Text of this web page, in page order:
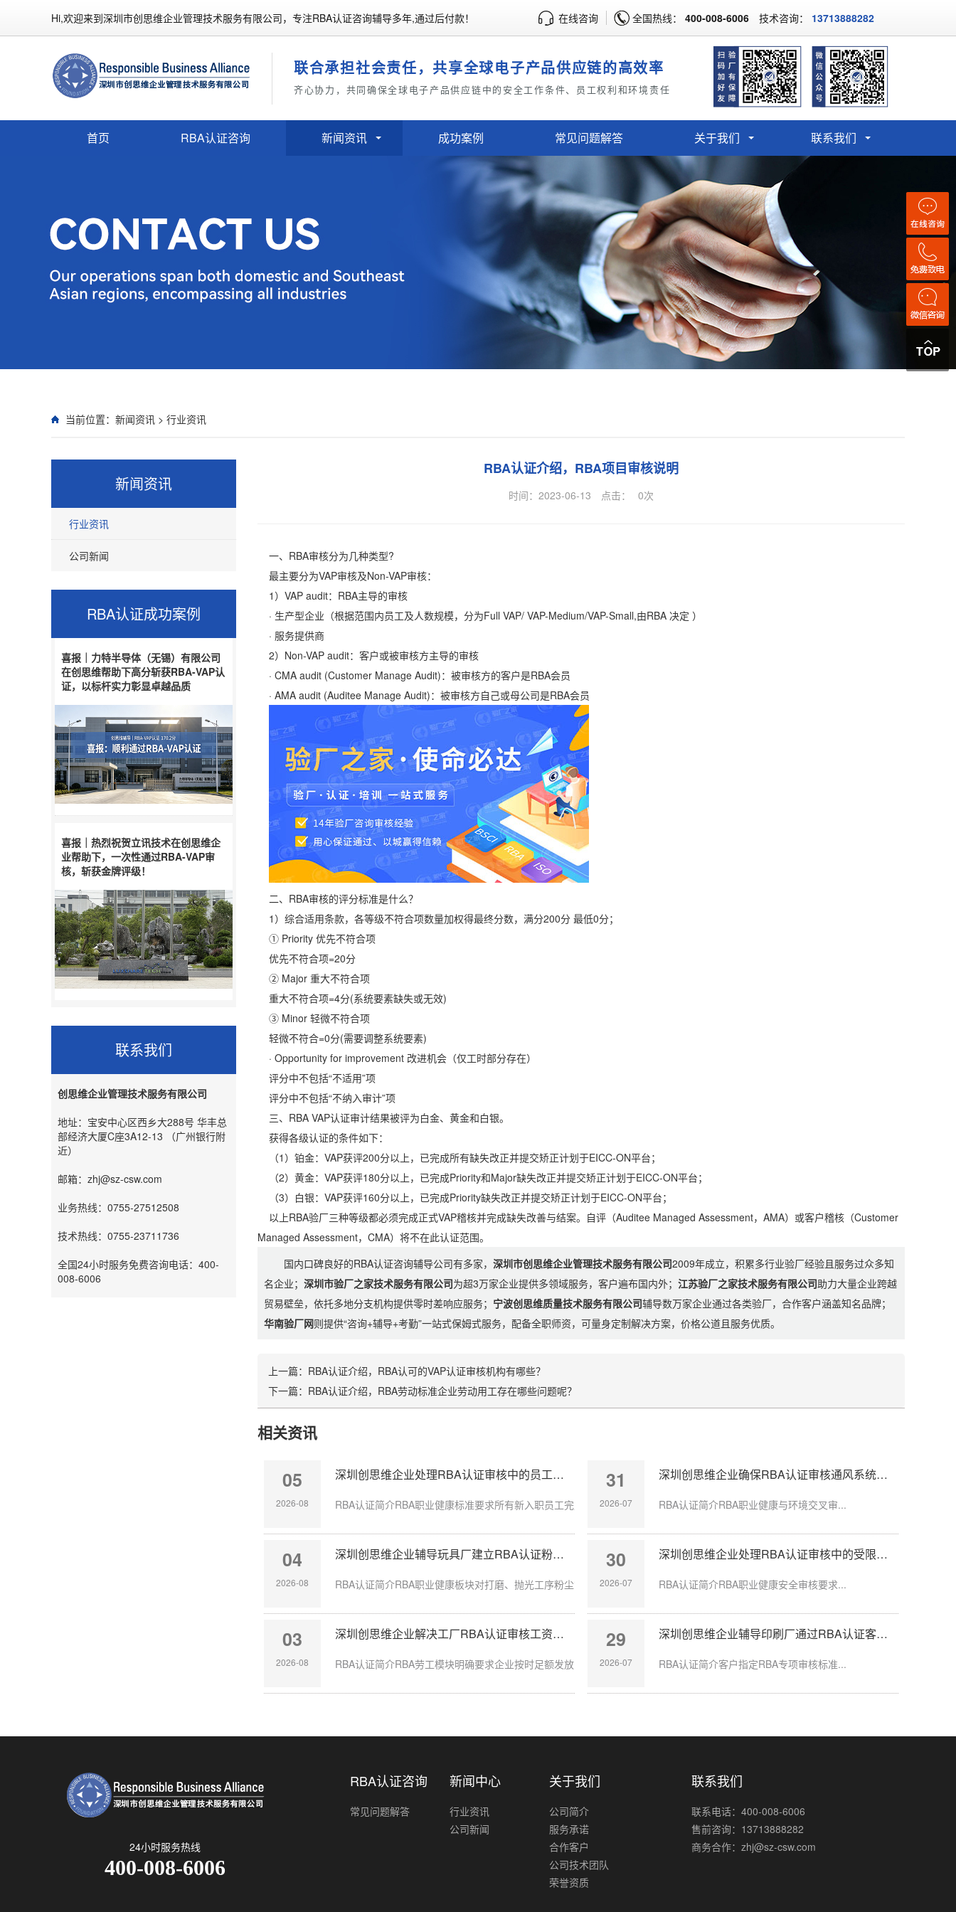
Hi,欢迎来到深圳市创思维企业管理技术服务有限公司，专注RBA认证咨询辅导多年,通过后付款！ 在线咨询 全国热线： 400-008-6006 技术咨询： 13713888282
联合承担社会责任，共享全球电子产品供应链的高效率
齐心协力，共同确保全球电子产品供应链中的安全工作条件、员工权利和环境责任
首页 RBA认证咨询 新闻资讯 成功案例 常见问题解答 关于我们 联系我们
当前位置： 新闻资讯 > 行业资讯
新闻资讯
行业资讯
公司新闻
RBA认证成功案例
喜报｜力特半导体（无锡）有限公司
在创思维帮助下高分斩获RBA-VAP认
证，以标杆实力彰显卓越品质
喜报｜热烈祝贺立讯技术在创思维企
业帮助下，一次性通过RBA-VAP审
核，斩获金牌评级！
联系我们
创思维企业管理技术服务有限公司
地址：宝安中心区西乡大288号 华丰总
部经济大厦C座3A12-13 （广州银行附
近）
邮箱：zhj@sz-csw.com
业务热线：0755-27512508
技术热线：0755-23711736
全国24小时服务免费咨询电话：400-
008-6006
RBA认证介绍，RBA项目审核说明
时间：2023-06-13 点击： 0次
一、RBA审核分为几种类型?
最主要分为VAP审核及Non-VAP审核：
1）VAP audit：RBA主导的审核
· 生产型企业（根据范围内员工及人数规模，分为Full VAP/ VAP-Medium/VAP-Small,由RBA 决定 ）
· 服务提供商
2）Non-VAP audit：客户或被审核方主导的审核
· CMA audit (Customer Manage Audit)：被审核方的客户是RBA会员
· AMA audit (Auditee Manage Audit)：被审核方自己或母公司是RBA会员
二、RBA审核的评分标准是什么？
1）综合适用条款，各等级不符合项数量加权得最终分数，满分200分 最低0分；
① Priority 优先不符合项
优先不符合项=20分
② Major 重大不符合项
重大不符合项=4分(系统要素缺失或无效)
③ Minor 轻微不符合项
轻微不符合=0分(需要调整系统要素)
· Opportunity for improvement 改进机会（仅工时部分存在）
评分中不包括“不适用”项
评分中不包括“不纳入审计”项
三、RBA VAP认证审计结果被评为白金、黄金和白银。
获得各级认证的条件如下：
（1）铂金：VAP获评200分以上，已完成所有缺失改正并提交矫正计划于EICC-ON平台；
（2）黄金：VAP获评180分以上，已完成Priority和Major缺失改正并提交矫正计划于EICC-ON平台；
（3）白银：VAP获评160分以上，已完成Priority缺失改正并提交矫正计划于EICC-ON平台；
以上RBA验厂三种等级都必须完成正式VAP稽核并完成缺失改善与结案。自评（Auditee Managed Assessment，AMA）或客户稽核（Customer
Managed Assessment，CMA）将不在此认证范围。
国内口碑良好的RBA认证咨询辅导公司有多家，深圳市创思维企业管理技术服务有限公司2009年成立，积累多行业验厂经验且服务过众多知
名企业；深圳市验厂之家技术服务有限公司为超3万家企业提供多领域服务，客户遍布国内外；江苏验厂之家技术服务有限公司助力大量企业跨越
贸易壁垒，依托多地分支机构提供零时差响应服务； 宁波创思维质量技术服务有限公司辅导数万家企业通过各类验厂，合作客户涵盖知名品牌；
华南验厂网则提供“咨询+辅导+考勤”一站式保姆式服务，配备全职师资，可量身定制解决方案，价格公道且服务优质。
上一篇： RBA认证介绍，RBA认可的VAP认证审核机构有哪些？
下一篇： RBA认证介绍，RBA劳动标准企业劳动用工存在哪些问题呢？
相关资讯
05
2026-08
深圳创思维企业处理RBA认证审核中的员工入职体检缺失
RBA认证简介RBA职业健康标准要求所有新入职员工完成岗前体检，涉粉尘、化学品、...
04
2026-08
深圳创思维企业辅导玩具厂建立RBA认证粉尘防护体系
RBA认证简介RBA职业健康板块对打磨、抛光工序粉尘管控要求严苛，玩具厂木塑、塑...
03
2026-08
深圳创思维企业解决工厂RBA认证审核工资发放延迟问题
RBA认证简介RBA劳工模块明确要求企业按时足额发放员工薪酬，发放周期、到账日期...
31
2026-07
深圳创思维企业确保RBA认证审核通风系统运行记录完整
RBA认证简介RBA职业健康与环境交叉审...
30
2026-07
深圳创思维企业处理RBA认证审核中的受限区域标识不清
RBA认证简介RBA职业健康安全审核要求...
29
2026-07
深圳创思维企业辅导印刷厂通过RBA认证客户指定审核
RBA认证简介客户指定RBA专项审核标准...
24小时服务热线
400-008-6006
RBA认证咨询
常见问题解答
新闻中心
行业资讯
公司新闻
关于我们
公司简介
服务承诺
合作客户
公司技术团队
荣誉资质
联系我们
联系电话：400-008-6006
售前咨询：13713888282
商务合作：zhj@sz-csw.com